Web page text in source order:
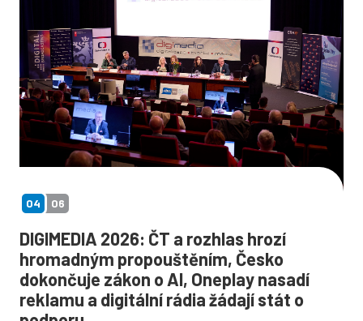
04 06
DIGIMEDIA 2026: ČT a rozhlas hrozí
hromadným propouštěním, Česko
dokončuje zákon o AI, Oneplay nasadí
reklamu a digitální rádia žádají stát o